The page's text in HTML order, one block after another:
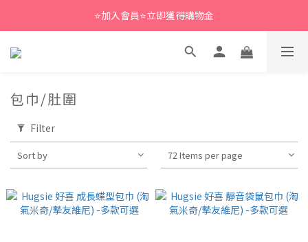
⭐加入會員⭐立即獲得購物金
包巾/肚圍
Filter
Sort by 72 Items per page